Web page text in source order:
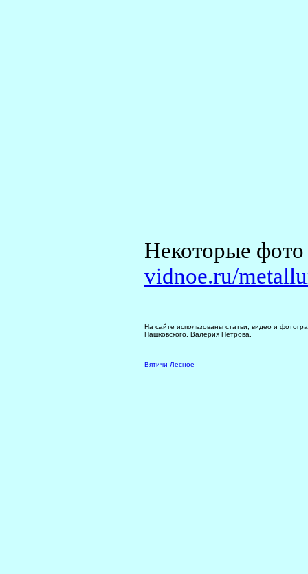
Некоторые
vidnoe.ru/
На сайте использованы статьи, видео и
Пашковского, Валерия Петрова.
Вятичи Лесное